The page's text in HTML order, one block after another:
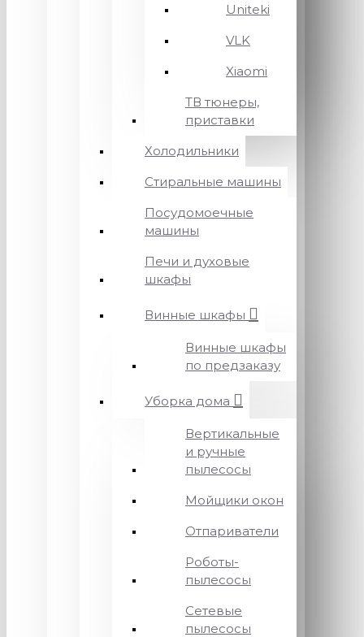
Uniteki
VLK
Xiaomi
ТВ тюнеры,
приставки
Холодильники
Стиральные машины
Посудомоечные
машины
Печи и духовые
шкафы
Винные шкафы
Винные шкафы
по предзаказу
Уборка дома
Вертикальные
и ручные
пылесосы
Мойщики окон
Отпариватели
Роботы-
пылесосы
Сетевые
пылесосы